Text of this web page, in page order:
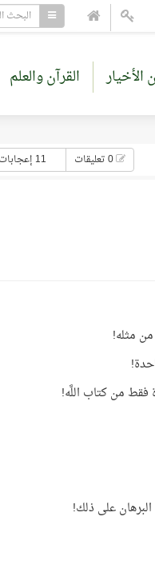
القرآن والعلم
11 إعجابات
مثله!
فقط من كتاب اللَّه!
على ذلك!